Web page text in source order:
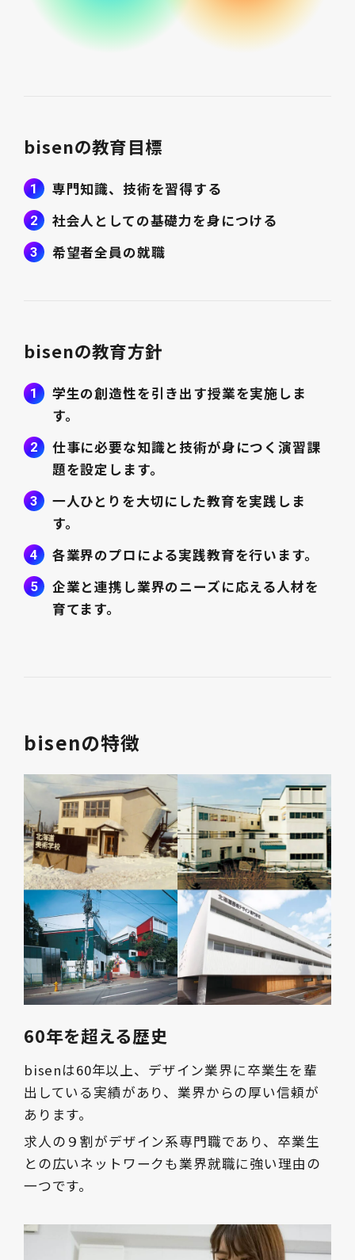
bisenの教育目標
専門知識、技術を習得する
社会人としての基礎力を身につける
希望者全員の就職
bisenの教育方針
学生の創造性を引き出す授業を実施しま
す。
仕事に必要な知識と技術が身につく演習課
題を設定します。
一人ひとりを大切にした教育を実践しま
す。
各業界のプロによる実践教育を行います。
企業と連携し業界のニーズに応える人材を
育てます。
bisenの特徴
60年を超える歴史
bisenは60年以上、デザイン業界に卒業生を輩
出している実績があり、業界からの厚い信頼が
あります。
求人の９割がデザイン系専門職であり、卒業生
との広いネットワークも業界就職に強い理由の
一つです。